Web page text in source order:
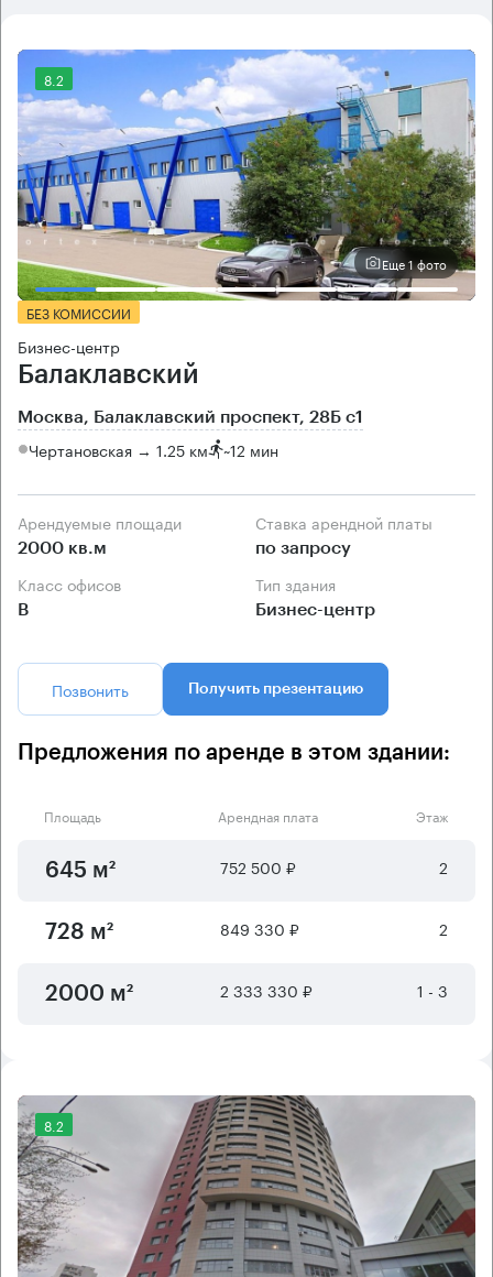
8.2
Еще 1 фото
БЕЗ КОМИССИИ
Бизнес-центр
Балаклавский
Москва, Балаклавский проспект, 28Б с1
Чертановская → 1.25 км ~12 мин
Арендуемые площади
2000 кв.м
Ставка арендной платы
по запросу
Класс офисов
B
Тип здания
Бизнес-центр
Позвонить Получить презентацию
Предложения по аренде в этом здании:
Площадь Арендная плата Этаж
645 м² 752 500 ₽ 2
728 м² 849 330 ₽ 2
2000 м² 2 333 330 ₽ 1 - 3
8.2